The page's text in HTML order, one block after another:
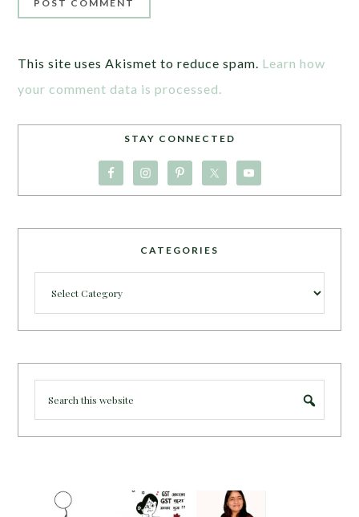
This site uses Akismet to reduce spam. Learn how
your comment data is processed.
STAY CONNECTED
CATEGORIES